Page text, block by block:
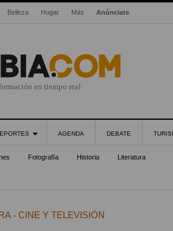
Belleza Hogar Más Anúnciate
en tiempo real
AGENDA DEBATE
Fotografía Historia Literatura
- CINE Y TELEVISIÓN